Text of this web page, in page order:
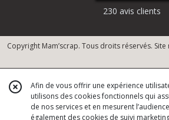
230 avis clients
Copyright Mam’scrap. Tous droits réservés. Site
Afin de vous offrir une expérience
utilisons des cookies fonctionnels qui
de nos services et en mesurent
également des cookies de suivi